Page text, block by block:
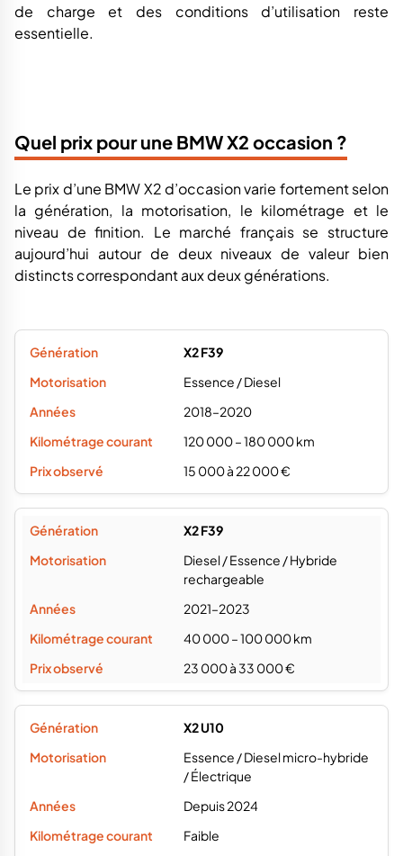
de charge et des conditions d’utilisation reste
essentielle.
Quel prix pour une BMW X2 occasion ?
Le prix d’une BMW X2 d’occasion varie fortement selon
la génération, la motorisation, le kilométrage et le
niveau de finition. Le marché français se structure
aujourd’hui autour de deux niveaux de valeur bien
distincts correspondant aux deux générations.
X2 F39
Essence / Diesel
2018–2020
120 000 – 180 000 km
15 000 à 22 000 €
X2 F39
Diesel / Essence / Hybride
rechargeable
2021–2023
40 000 – 100 000 km
23 000 à 33 000 €
X2 U10
Essence / Diesel micro-hybride
/ Électrique
Depuis 2024
Faible